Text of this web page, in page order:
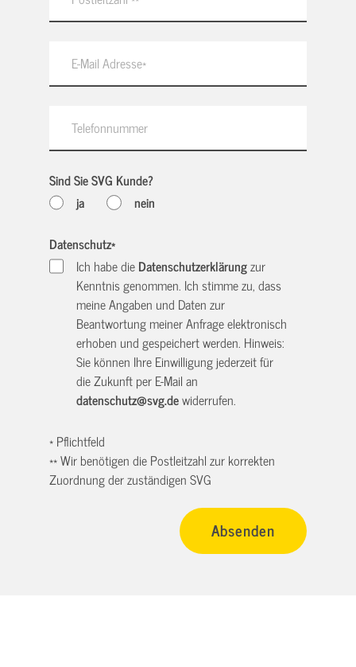
Sind Sie SVG Kunde?
ja
nein
Datenschutz*
Ich habe dieDatenschutzerklärungzur
Kenntnis genommen. Ich stimme zu, dass
meine Angaben und Daten zur
Beantwortung meiner Anfrage elektronisch
erhoben und gespeichert werden. Hinweis:
Sie können Ihre Einwilligung jederzeit für
die Zukunft per E-Mail an
datenschutz@svg.dewiderrufen.
* Pflichtfeld
** Wir benötigen die Postleitzahl zur korrekten
Zuordnung der zuständigen SVG